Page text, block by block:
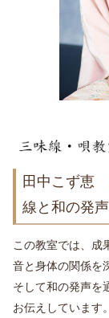
田中こず恵
線と和の発
この教室では、成
音と身体の関係を
そして和の発声を
お伝えしています。